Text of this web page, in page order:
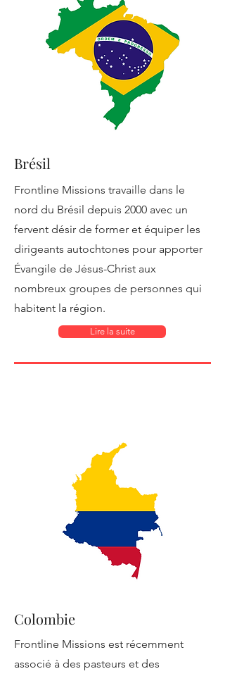
Brésil
Frontline Missions travaille dans le
nord du Brésil depuis 2000 avec un
fervent désir de former et équiper les
dirigeants autochtones pour apporter
Évangile de Jésus-Christ aux
nombreux groupes de personnes qui
habitent la région.
Lire la suite
Colombie
Frontline Missions est récemment
associé à des pasteurs et des